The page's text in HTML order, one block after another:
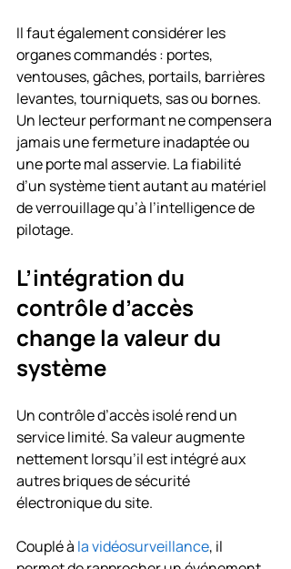
Il faut également considérer les
organes commandés : portes,
ventouses, gâches, portails, barrières
levantes, tourniquets, sas ou bornes.
Un lecteur performant ne compensera
jamais une fermeture inadaptée ou
une porte mal asservie. La fiabilité
d’un système tient autant au matériel
de verrouillage qu’à l’intelligence de
pilotage.
L’intégration du
contrôle d’accès
change la valeur du
système
Un contrôle d’accès isolé rend un
service limité. Sa valeur augmente
nettement lorsqu’il est intégré aux
autres briques de sécurité
électronique du site.
Couplé à la vidéosurveillance, il